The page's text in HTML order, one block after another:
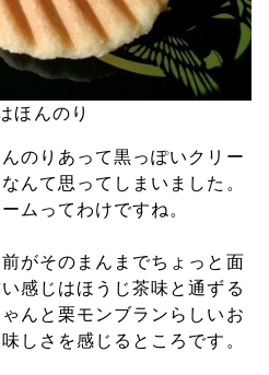
ほんのり
のりあって黒っぽいクリー
んて思ってしまいました。
ムってわけですね。
がそのまんまでちょっと面
感じはほうじ茶味と通ずる
んと栗モンブランらしいお
しさを感じるところです。